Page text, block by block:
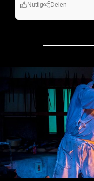
Nuttig Delen